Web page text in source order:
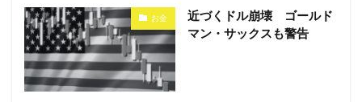
お金
近づくドル崩壊 ゴールド
マン・サックスも警告